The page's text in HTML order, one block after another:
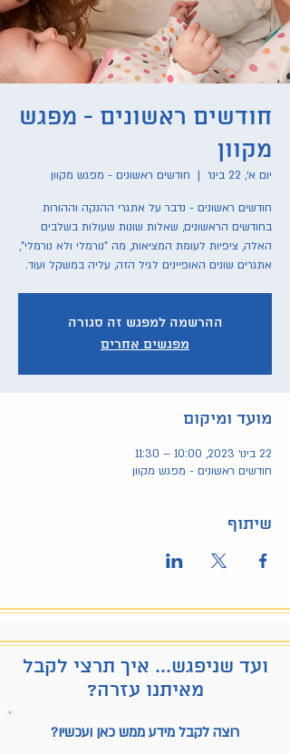
חודשים ראשונים - מפגש
מקוון
יום א׳, 22 בינו׳
  |
חודשים ראשונים - מפגש מקוון
חודשים ראשונים - נדבר על אתגרי ההנקה וההורות
בחודשים הראשונים, שאלות שונות שעולות בשלבים
האלה, ציפיות לעומת המציאות, מה "נורמלי ולא נורמלי",
אתגרים שונים האופיינים לגיל הזה, עליה במשקל ועוד.
ההרשמה למפגש זה סגורה
מפגשים אחרים
מועד ומיקום
22 בינו׳ 2023, 10:00 – 11:30
חודשים ראשונים - מפגש מקוון
שיתוף
ועד שניפגש... איך תרצי לקבל
מאיתנו עזרה?
רוצה לקבל מידע ממש כאן ועכשיו?